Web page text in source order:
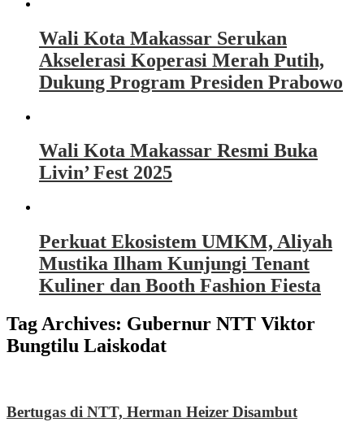
Wali Kota Makassar Serukan
Akselerasi Koperasi Merah Putih,
Dukung Program Presiden Prabowo
Wali Kota Makassar Resmi Buka
Livin’ Fest 2025
Perkuat Ekosistem UMKM, Aliyah
Mustika Ilham Kunjungi Tenant
Kuliner dan Booth Fashion Fiesta
Tag Archives: Gubernur NTT Viktor
Bungtilu Laiskodat
Bertugas di NTT, Herman Heizer Disambut